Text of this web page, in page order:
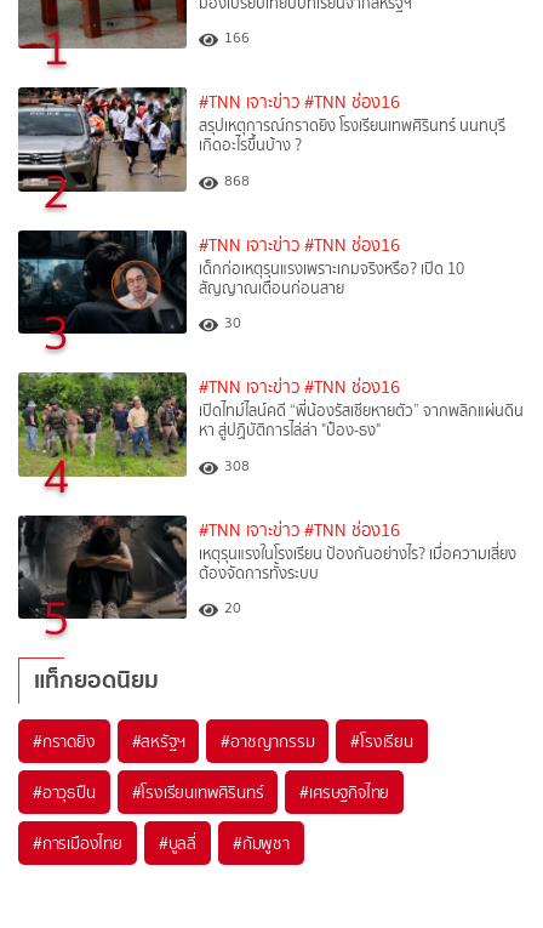
1 166
2
#TNN เจาะข่าว #TNN ช่อง16
สรุปเหตุการณ์กราดยิง โรงเรียนเทพศิรินทร์ นนทบุรี
เกิดอะไรขึ้นบ้าง ?
868
3
#TNN เจาะข่าว #TNN ช่อง16
เด็กก่อเหตุรุนแรงเพราะเกมจริงหรือ? เปิด 10
สัญญาณเตือนก่อนสาย
30
4
#TNN เจาะข่าว #TNN ช่อง16
เปิดไทม์ไลน์คดี “พี่น้องรัสเซียหายตัว” จากพลิกแผ่นดิน
หา สู่ปฏิบัติการไล่ล่า "ป๋อง-ธง"
308
5
#TNN เจาะข่าว #TNN ช่อง16
เหตุรุนแรงในโรงเรียน ป้องกันอย่างไร? เมื่อความเสี่ยง
ต้องจัดการทั้งระบบ
20
แท็กยอดนิยม
#กราดยิง #สหรัฐฯ #อาชญากรรม #โรงเรียน
#อาวุธปืน #โรงเรียนเทพศิรินทร์ #เศรษฐกิจไทย
#การเมืองไทย #บูลลี่ #กัมพูชา